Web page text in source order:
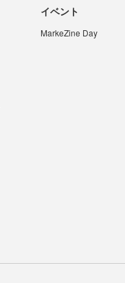
イベント
MarkeZine Day